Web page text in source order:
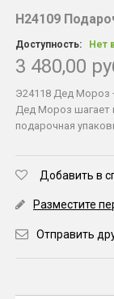
Н24109
Доступность: Нет
3 480,00
Э24118 Дед Мороз
Дед Мороз шагает
подарочная
Добавить в
Разместите
Отправить